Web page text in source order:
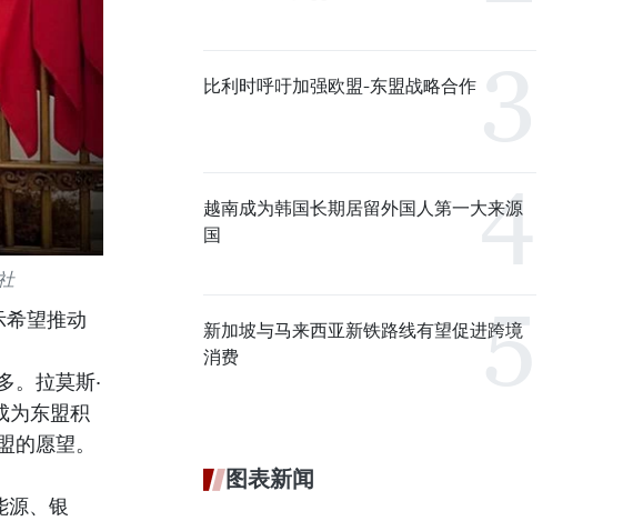
望推动
。拉莫斯·
为东盟积
愿望。
源、银
比利时呼吁加强欧盟-东盟战略合作
越南成为韩国长期居留外国人第一大来源
国
新加坡与马来西亚新铁路线有望促进跨境
消费
图表新闻